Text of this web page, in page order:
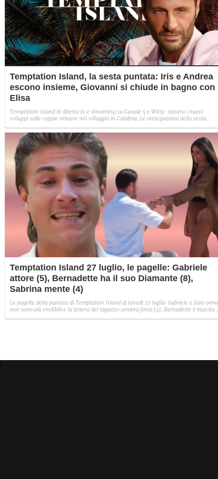
Temptation Island, la sesta puntata: Iris e Andrea
escono insieme, Giovanni si chiude in bagno con
Elisa
Temptation Island in diretta tv e streaming su Canale 5 e Witty: stasera i nuovi
sviluppi sulle coppie rimaste nel villaggio in Calabria. Le anticipazioni della sesta
Sabrina rifiuta il falò con Giovanni e si avvicina a Lory.
Temptation Island 27 luglio, le pagelle: Gabriele
attore (5), Bernadette ha il suo Diamante (8),
Sabrina mente (4)
Le pagelle della puntata di Temptation Island di lunedì 27 luglio: Gabriele e Sara
non sono più credibili e la lettera del ragazzo sembra finta (5), Bernadette è riuscita